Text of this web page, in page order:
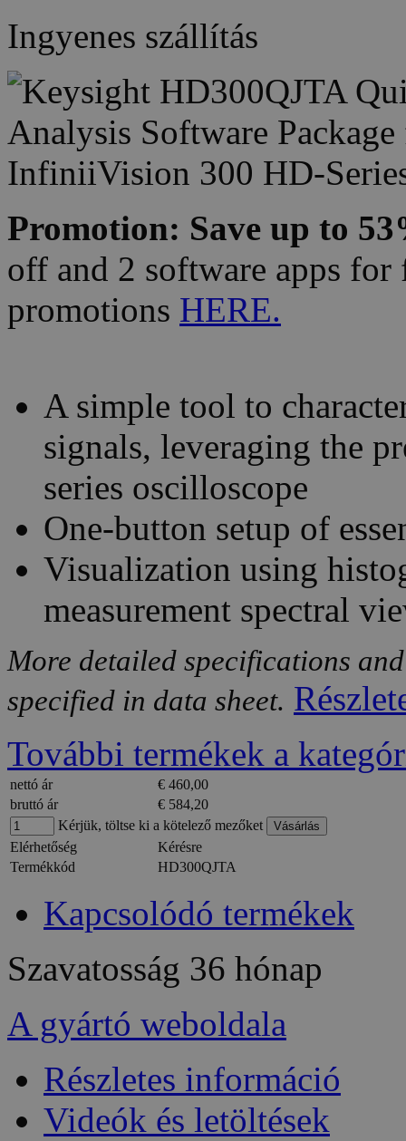
Ingyenes szállítás
Promotion: Save up to
off and 2 software apps
promotions HERE.
A simple tool to
signals, leveraging the
series oscilloscope
One-button setup of
Visualization using
measurement spectral
More detailed specifications
specified in data sheet.
További termékek a
nettó ár
€ 460,00
bruttó ár
€ 584,20
Kérjük, töltse ki a kötelező mezőket
Elérhetőség
Kérésre
Termékkód
HD300QJTA
Kapcsolódó termékek
Szavatosság 36 hónap
A gyártó weboldala
Részletes információ
Videók és letöltések